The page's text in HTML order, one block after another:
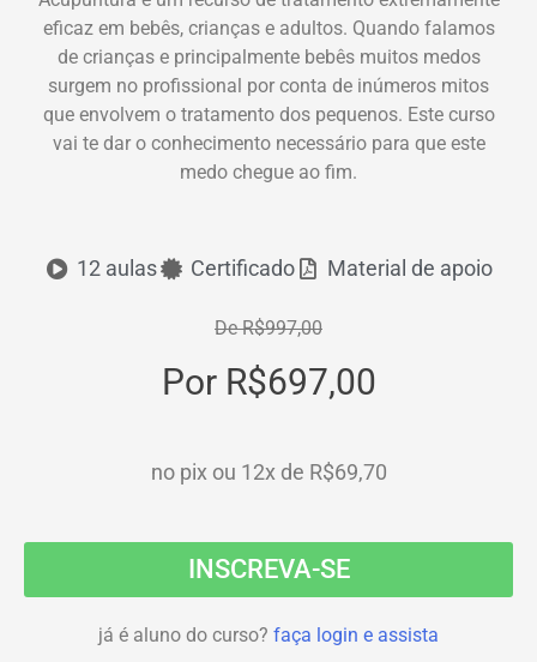
eficaz em bebês, crianças e adultos. Quando falamos
de crianças e principalmente bebês muitos medos
surgem no profissional por conta de inúmeros mitos
que envolvem o tratamento dos pequenos. Este curso
vai te dar o conhecimento necessário para que este
medo chegue ao fim.
12 aulas Certificado Material de apoio
De R$997,00
Por R$697,00
no pix ou 12x de R$69,70
INSCREVA-SE
já é aluno do curso? faça login e assista